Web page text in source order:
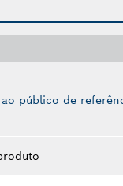
público de